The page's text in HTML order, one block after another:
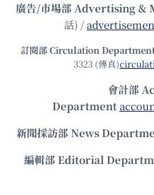
廣告/市場部Advertising &
話) /
訂閱部 Circulation
3323 (傳真)
會計部
Department
新聞採訪部 News
編輯部 Editorial